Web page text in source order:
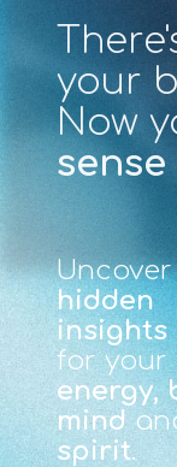
your
Now
Uncover
hidden
insights
for your
energy,
mind
spirit.